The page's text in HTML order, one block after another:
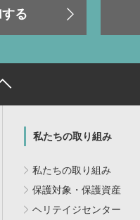
る
私たちの取り組み
私たちの取り組み
保護対象・保護資産
ヘリテイジセンター